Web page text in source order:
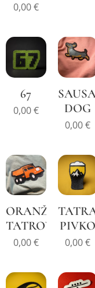
0,00€
67
0,00€
DOG
0,00€
ORANŽOVÁ
TATROVKA
0,00€
PIVKO
0,00€